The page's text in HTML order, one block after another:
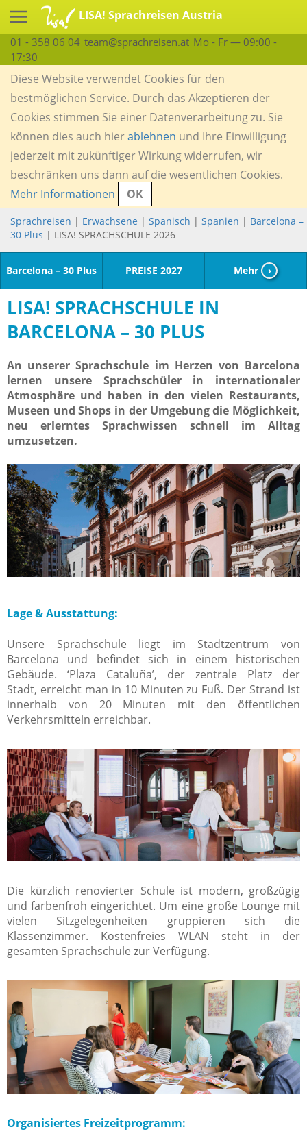
LISA! Sprachreisen Austria
01 - 358 06 04 team@sprachreisen.at Mo - Fr — 09:00 -
17:30
Diese Website verwendet Cookies für den
bestmöglichen Service. Durch das Akzeptieren der
Cookies stimmen Sie einer Datenverarbeitung zu. Sie
können dies auch hierablehnen und Ihre Einwilligung
jederzeit mit zukünftiger Wirkung widerrufen, wir
beschränken uns dann auf die wesentlichen Cookies.
Mehr Informationen
OK
Sprachreisen | Erwachsene | Spanisch | Spanien | Barcelona –
30 Plus | LISA! SPRACHSCHULE 2026
Barcelona – 30 Plus PREISE 2027 Mehr ›
LISA! SPRACHSCHULE IN
BARCELONA – 30 PLUS
An unserer Sprachschule im Herzen von Barcelona
lernen unsere Sprachschüler in internationaler
Atmosphäre und haben in den vielen Restaurants,
Museen und Shops in der Umgebung die Möglichkeit,
neu erlerntes Sprachwissen schnell im Alltag
umzusetzen.
Lage & Ausstattung:
Unsere Sprachschule liegt im Stadtzentrum von
Barcelona und befindet sich in einem historischen
Gebäude. ‘Plaza Cataluña’, der zentrale Platz der
Stadt, erreicht man in 10 Minuten zu Fuß. Der Strand ist
innerhalb von 20 Minuten mit den öffentlichen
Verkehrsmitteln erreichbar.
Die kürzlich renovierter Schule ist modern, großzügig
und farbenfroh eingerichtet. Um eine große Lounge mit
vielen Sitzgelegenheiten gruppieren sich die
Klassenzimmer. Kostenfreies WLAN steht in der
gesamten Sprachschule zur Verfügung.
Organisiertes Freizeitprogramm: